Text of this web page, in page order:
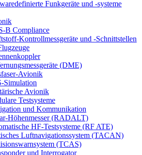
Funkgeräte und -systeme
B Compliance
Kontrollmessgeräte und -Schnittstellen
(DME)
Avionik
Simulation
Avionik
Testsysteme
und Kommunikation
Höhenmesser (RADALT)
HF-Testsysteme (RF ATE)
Luftnavigationssystem (TACAN)
(TCAS)
und Interrogator